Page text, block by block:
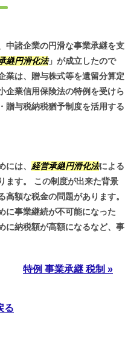
中諸企業の円滑な事業承継を支
継円滑化法」が成立したので
業は、贈与株式等を遺留分算定
企業信用保険法の特例を受けら
贈与税納税猶予制度を活用する
には、 経営承継円滑化法による
ます。 この制度が出来た背景
額な税金の問題があります。
に事業継続が不可能になった
に納税額が高額になるなど、事
特例 事業承継 税制 »
る